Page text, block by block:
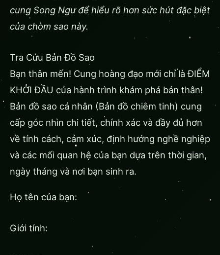
cung Song Ngư để hiểu rõ hơn sức hút đặc biệt
của chòm sao này.
Tra Cứu Bản Đồ Sao
Bạn thân mến! Cung hoàng đạo mới chỉ là ĐIỂM
KHỞI ĐẦU của hành trình khám phá bản thân!
Bản đồ sao cá nhân (Bản đồ chiêm tinh) cung
cấp góc nhìn chi tiết, chính xác và đầy đủ hơn
về tính cách, cảm xúc, định hướng nghề nghiệp
và các mối quan hệ của bạn dựa trên thời gian,
ngày tháng và nơi bạn sinh ra.
Họ tên của bạn:
Giới tính: